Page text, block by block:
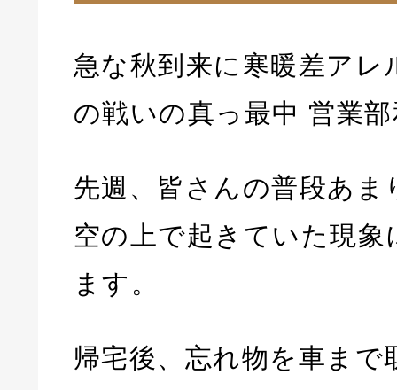
急な秋到来に寒暖差アレ
の戦いの真っ最中 営業
先週、皆さんの普段あま
空の上で起きていた現
ます。
帰宅後、忘れ物を車まで